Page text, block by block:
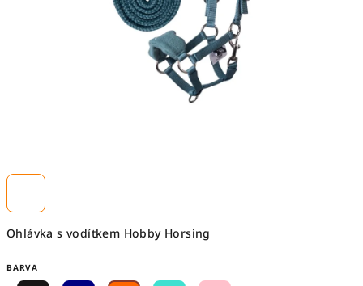
Ohlávka s vodítkem Hobby Horsing
BARVA